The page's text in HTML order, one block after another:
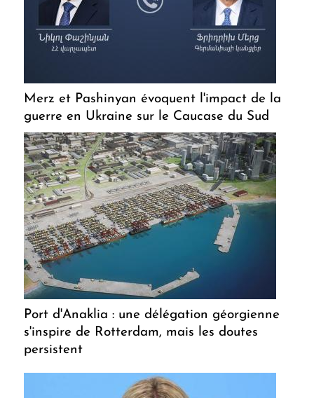
Merz et Pashinyan évoquent l'impact de la
guerre en Ukraine sur le Caucase du Sud
Port d'Anaklia : une délégation géorgienne
s'inspire de Rotterdam, mais les doutes
persistent